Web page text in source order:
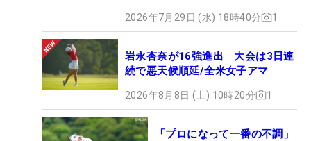
2026年7月29日 (水) 18時40分 1
岩永杏奈が16強進出 大会は3日連
続で悪天候順延/全米女子アマ
2026年8月8日 (土) 10時20分 1
「プロになって一番の不調」